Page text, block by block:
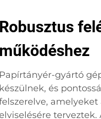
Robusztus
működéshez
Papírtányér-gyártó
készülnek, és
elviselésére